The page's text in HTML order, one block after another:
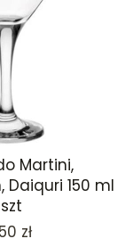
Martini,
150 ml
zł